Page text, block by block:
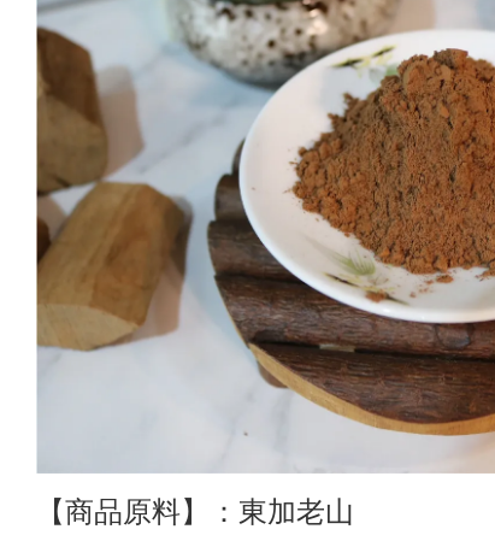
【商品原料】：東加老山